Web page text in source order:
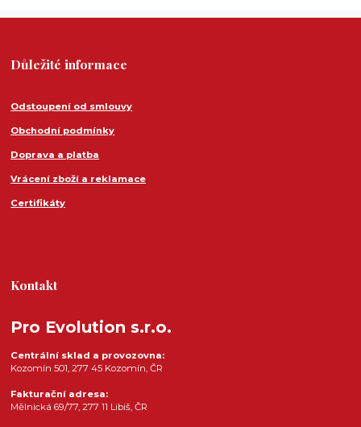
Důležité informace
Odstoupení od smlouvy
Obchodní podmínky
Doprava a platba
Vrácení zboží a reklamace
Certifikáty
Kontakt
Pro Evolution s.r.o.
Centrální sklad a provozovna:
Kozomín 501, 277 45 Kozomín, ČR
Fakturační adresa:
Mělnická 69/77, 277 11 Libiš, ČR